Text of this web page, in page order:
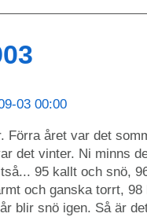
03 00:00
Förra året var det
det vinter. Ni minns
95 kallt och snö,
och ganska torrt, 98
blir snö igen. Så är